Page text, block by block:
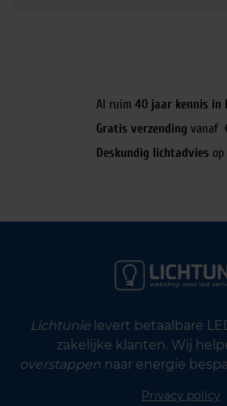
Al ruim 40 jaar kennis in
Gratis verzending vanaf
Deskundig lichtadvies
Lichtunielevert betaalbare
zakelijke klanten. Wij
overstappen naar energie
Privacy policy